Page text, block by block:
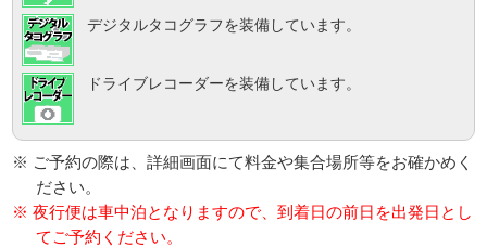
デジタルタコグラフを装備しています。
ドライブレコーダーを装備しています。
※ ご予約の際は、詳細画面にて料金や集合場所等をお確かめく
ださい。
※ 夜行便は車中泊となりますので、到着日の前日を出発日とし
てご予約ください。